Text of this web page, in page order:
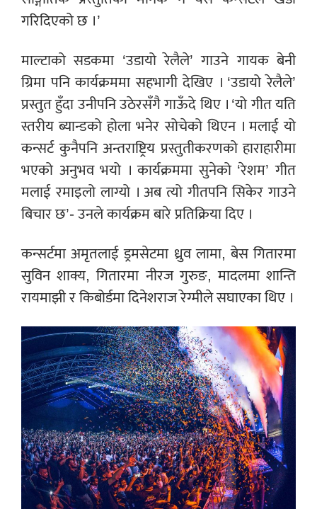
गरिदिएको छ ।’
माल्टाको सडकमा ‘उडायो रेलैले’ गाउने गायक बेनी
ग्रिमा पनि कार्यक्रममा सहभागी देखिए । ‘उडायो रेलैले’
प्रस्तुत हुँदा उनीपनि उठेरसँगै गाऊँदे थिए । ‘यो गीत यति
स्तरीय ब्यान्डको होला भनेर सोचेको थिएन । मलाई यो
कन्सर्ट कुनैपनि अन्तराष्ट्रिय प्रस्तुतीकरणको हाराहारीमा
भएको अनुभव भयो । कार्यक्रममा सुनेको ‘रेशम’ गीत
मलाई रमाइलो लाग्यो । अब त्यो गीतपनि सिकेर गाउने
बिचार छ’- उनले कार्यक्रम बारे प्रतिक्रिया दिए ।
कन्सर्टमा अमृतलाई ड्रमसेटमा ध्रुव लामा, बेस गितारमा
सुविन शाक्य, गितारमा नीरज गुरुङ, मादलमा शान्ति
रायमाझी र किबोर्डमा दिनेशराज रेग्मीले सघाएका थिए ।